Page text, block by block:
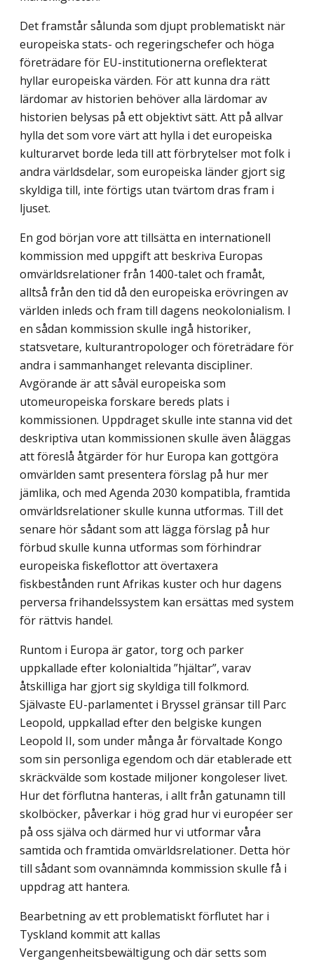
Det framstår sålunda som djupt problematiskt när
europeiska stats- och regeringschefer och höga
företrädare för EU-institutionerna oreflekterat
hyllar europeiska värden. För att kunna dra rätt
lärdomar av historien behöver alla lärdomar av
historien belysas på ett objektivt sätt. Att på allvar
hylla det som vore värt att hylla i det europeiska
kulturarvet borde leda till att förbrytelser mot folk i
andra världsdelar, som europeiska länder gjort sig
skyldiga till, inte förtigs utan tvärtom dras fram i
ljuset.
En god början vore att tillsätta en internationell
kommission med uppgift att beskriva Europas
omvärldsrelationer från 1400-talet och framåt,
alltså från den tid då den europeiska erövringen av
världen inleds och fram till dagens neokolonialism. I
en sådan kommission skulle ingå historiker,
statsvetare, kulturantropologer och företrädare för
andra i sammanhanget relevanta discipliner.
Avgörande är att såväl europeiska som
utomeuropeiska forskare bereds plats i
kommissionen. Uppdraget skulle inte stanna vid det
deskriptiva utan kommissionen skulle även åläggas
att föreslå åtgärder för hur Europa kan gottgöra
omvärlden samt presentera förslag på hur mer
jämlika, och med Agenda 2030 kompatibla, framtida
omvärldsrelationer skulle kunna utformas. Till det
senare hör sådant som att lägga förslag på hur
förbud skulle kunna utformas som förhindrar
europeiska fiskeflottor att övertaxera
fiskbestånden runt Afrikas kuster och hur dagens
perversa frihandelssystem kan ersättas med system
för rättvis handel.
Runtom i Europa är gator, torg och parker
uppkallade efter kolonialtida ”hjältar”, varav
åtskilliga har gjort sig skyldiga till folkmord.
Självaste EU-parlamentet i Bryssel gränsar till Parc
Leopold, uppkallad efter den belgiske kungen
Leopold II, som under många år förvaltade Kongo
som sin personliga egendom och där etablerade ett
skräckvälde som kostade miljoner kongoleser livet.
Hur det förflutna hanteras, i allt från gatunamn till
skolböcker, påverkar i hög grad hur vi européer ser
på oss själva och därmed hur vi utformar våra
samtida och framtida omvärldsrelationer. Detta hör
till sådant som ovannämnda kommission skulle få i
uppdrag att hantera.
Bearbetning av ett problematiskt förflutet har i
Tyskland kommit att kallas
Vergangenheitsbewältigung och där setts som